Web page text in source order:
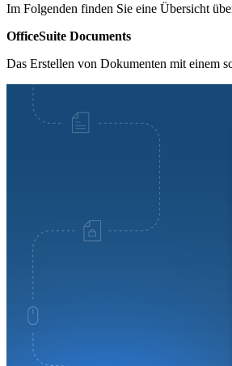
Im Folgenden finden Sie eine Übersicht
OfficeSuite Documents
Das Erstellen von Dokumenten mit einem